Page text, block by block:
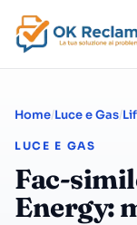
Home Luce e Gas
LUCE E GAS
Fac-
Energy: